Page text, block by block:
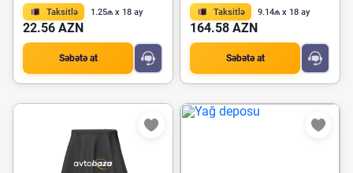
Taksitlə 1.25₼ x 18 ay
22.56 AZN
Səbətə at
Taksitlə 9.14₼ x 18 ay
164.58 AZN
Səbətə at